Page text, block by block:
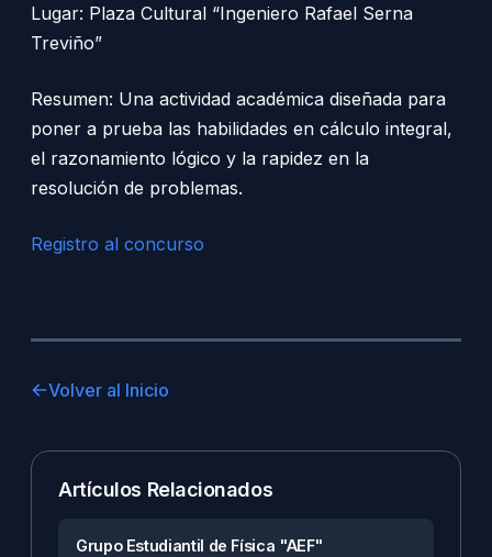
Lugar: Plaza Cultural “Ingeniero Rafael Serna
Treviño”
Resumen: Una actividad académica diseñada para
poner a prueba las habilidades en cálculo integral,
el razonamiento lógico y la rapidez en la
resolución de problemas.
Registro al concurso
Volver al Inicio
Artículos Relacionados
Grupo Estudiantil de Física "AEF"